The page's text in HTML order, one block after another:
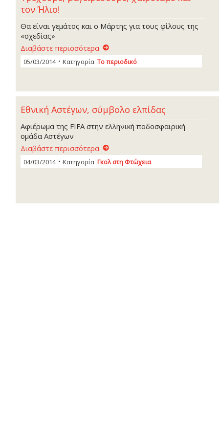
τον Ήλιο!
Θα είναι γεμάτος και ο Μάρτης για τους φίλους της
«σχεδίας»
Διαβάστε περισσότερα
05/03/2014 Κατηγορία Το περιοδικό
Εθνική Αστέγων, σύμβολο ελπίδας
Αφιέρωμα της FIFA στην ελληνική ποδοσφαιρική
ομάδα Αστέγων
Διαβάστε περισσότερα
04/03/2014 Κατηγορία Γκoλ στη Φτώχεια